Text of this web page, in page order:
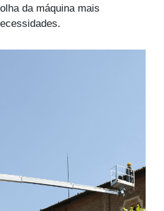
da máquina mais